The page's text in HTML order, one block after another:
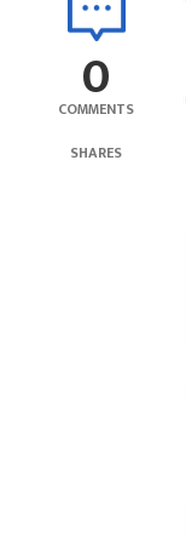
0
COMMENTS
SHARES